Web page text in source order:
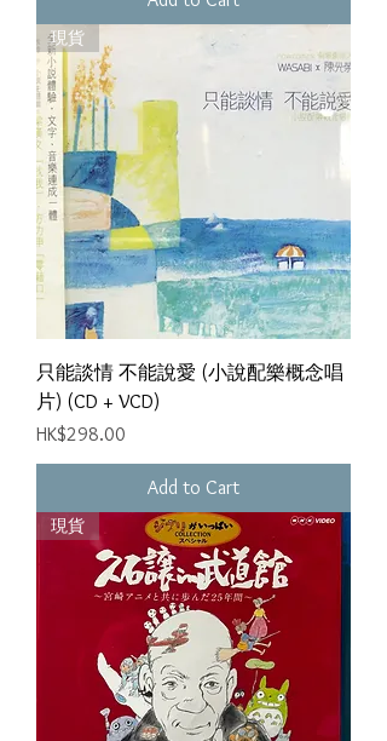
現貨
只能談情 不能說愛 (小說配樂概念唱
片) (CD + VCD)
Price
HK$298.00
Add to Cart
現貨